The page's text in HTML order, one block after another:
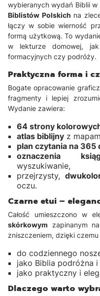
wybieranych wydań Biblii
Biblistów Polskich na
łączy w sobie wierność
formą użytkową. To
w lekturze domowej,
formacyjnych czy podróży.
Praktyczna forma i
Bogate opracowanie
fragmenty i lepiej
Wydanie zawiera:
64 strony
atlas biblijny z
plan czytania na 365
oznaczenia
wyszukiwanie,
przejrzysty,
oczu.
Czarne etui –
Całość umieszczono w
skórkowym zapinanym
zniszczeniem, dzięki
do codziennego
jako Biblia podróżna
jako praktyczny i
Dlaczego warto